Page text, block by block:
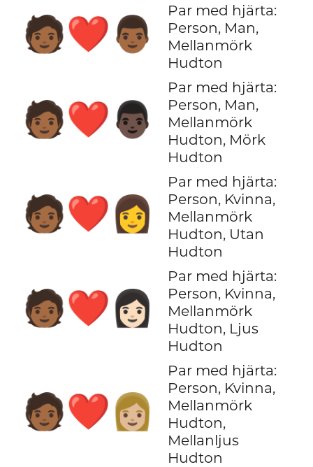
🧑🏾‍❤️‍👨🏾
Par med hjärta:
Person, Man,
Mellanmörk
Hudton
🧑🏾‍❤️‍👨🏿
Par med hjärta:
Person, Man,
Mellanmörk
Hudton, Mörk
Hudton
🧑🏾‍❤️‍👩
Par med hjärta:
Person, Kvinna,
Mellanmörk
Hudton, Utan
Hudton
🧑🏾‍❤️‍👩🏻
Par med hjärta:
Person, Kvinna,
Mellanmörk
Hudton, Ljus
Hudton
🧑🏾‍❤️‍👩🏼
Par med hjärta:
Person, Kvinna,
Mellanmörk
Hudton,
Mellanljus
Hudton